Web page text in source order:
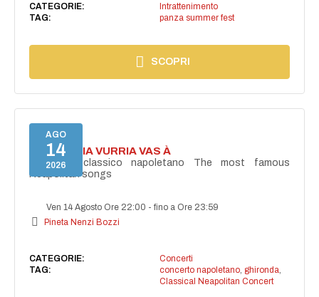
CATEGORIE:
Intrattenimento
TAG:
panza summer fest
SCOPRI
AGO
14
2026
I'TE VURRIA VURRIA VAS À
Concerto classico napoletano The most famous
Neapolitan songs
Ven 14 Agosto Ore 22:00 -fino a Ore 23:59
Pineta Nenzi Bozzi
CATEGORIE:
Concerti
TAG:
concerto napoletano, ghironda
Classical Neapolitan Concert